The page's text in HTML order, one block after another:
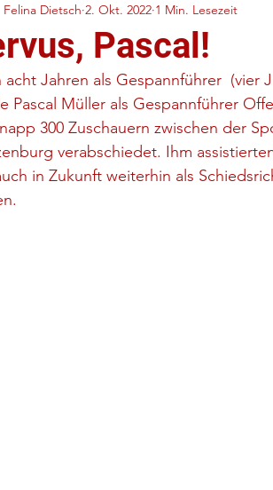
Spielsituationen
Pascal!
Felina Dietsch 2. Okt. 2022 1 Min. Lesezeit
acht Jahren als Gespannführer
Pascal Müller als Gespannführer
300 Zuschauern zwischen der
verabschiedet. Ihm
in Zukunft weiterhin als